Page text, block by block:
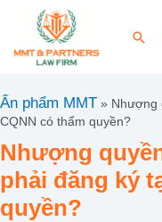
nội
Tìm
Ấn phẩm MMT » Nhượng
CQNN có thẩm quyền?
Nhượng
phải đăng ký
quyền?